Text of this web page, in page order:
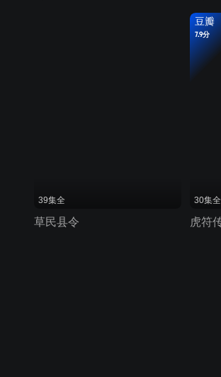
39集全
草民县令
豆瓣
7.9分
30集全
虎符